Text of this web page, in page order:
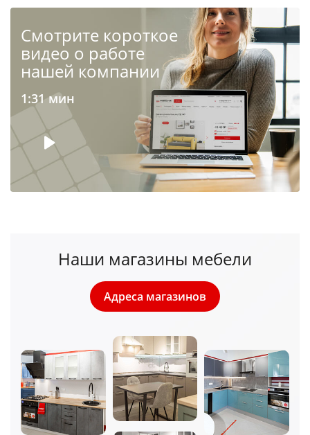
Cмотрите короткое
видео о работе
нашей компании
1:31 мин
Наши магазины мебели
Адреса магазинов